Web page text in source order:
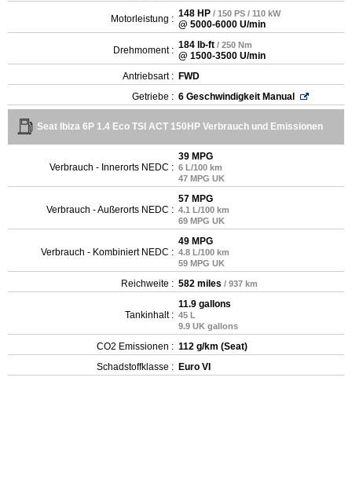
Motorleistung : 148 HP / 150 PS / 110 kW
@ 5000-6000 U/min
Drehmoment : 184 lb-ft / 250 Nm
@ 1500-3500 U/min
Antriebsart : FWD
Getriebe : 6 Geschwindigkeit Manual
Seat Ibiza 6P 1.4 Eco TSI ACT 150HP Verbrauch und Emissionen
Verbrauch - Innerorts NEDC :
39 MPG
6 L/100 km
47 MPG UK
Verbrauch - Außerorts NEDC :
57 MPG
4.1 L/100 km
69 MPG UK
Verbrauch - Kombiniert NEDC :
49 MPG
4.8 L/100 km
59 MPG UK
Reichweite : 582 miles / 937 km
Tankinhalt :
11.9 gallons
45 L
9.9 UK gallons
CO2 Emissionen : 112 g/km (Seat)
Schadstoffklasse : Euro VI